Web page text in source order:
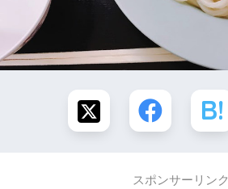
スポンサーリンク